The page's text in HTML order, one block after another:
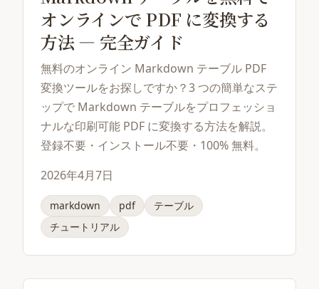
オンラインで PDF に変換する
方法 — 完全ガイド
無料のオンライン Markdown テーブル PDF
変換ツールをお探しですか？3 つの簡単なステ
ップで Markdown テーブルをプロフェッショ
ナルな印刷可能 PDF に変換する方法を解説。
登録不要・インストール不要・100% 無料。
2026年4月7日
markdown pdf
テーブル
チュートリアル